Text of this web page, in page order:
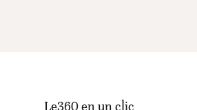
Le360 en un clic